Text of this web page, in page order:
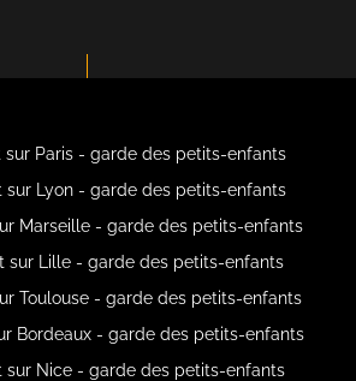
sur Paris - garde des petits-enfants
sur Lyon - garde des petits-enfants
Marseille - garde des petits-enfants
sur Lille - garde des petits-enfants
Toulouse - garde des petits-enfants
Bordeaux - garde des petits-enfants
sur Nice - garde des petits-enfants